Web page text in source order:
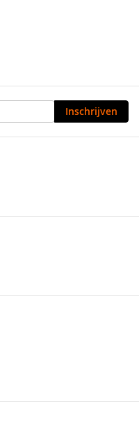
Inschrijven